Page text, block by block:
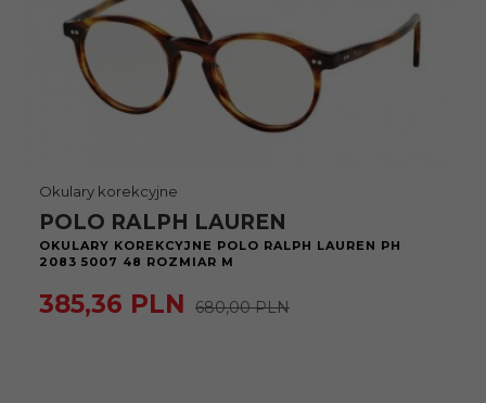
Okulary korekcyjne
POLO RALPH LAUREN
OKULARY KOREKCYJNE POLO RALPH LAUREN PH
2083 5007 48 ROZMIAR M
385,36 PLN 680,00 PLN